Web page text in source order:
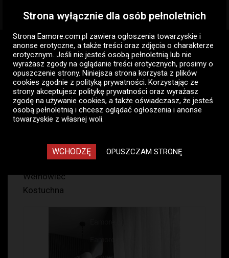
Eamore.com.pl Ogłoszenia panów
Pan szuka pani
Katowice
Mineta
Mineta - Katowice, Pan szuka
pani - ogłoszenia towarzyskie
panów
143
Piotrowice
Wełnowiec
Kostuchna
Strona wyłącznie dla osób pełnoletnich
Strona Eamore.com.pl zawiera ogłoszenia towarzyskie i
anonse erotyczne, a także treści oraz zdjęcia o charakterze
erotycznym. Jeśli nie jesteś osobą pełnoletnią lub nie
wyrażasz zgody na oglądanie treści erotycznych, prosimy o
opuszczenie strony. Niniejsza strona korzysta z plików
cookies zgodnie z polityką prywatności. Korzystając ze
strony akceptujesz politykę prywatności oraz wyrażasz
zgodę na używanie cookies, a także oświadczasz, że jesteś
osobą pełnoletnią i chcesz oglądać ogłoszenia i anonse
towarzyskie z własnej woli.
WCHODZĘ OPUSZCZAM STRONĘ